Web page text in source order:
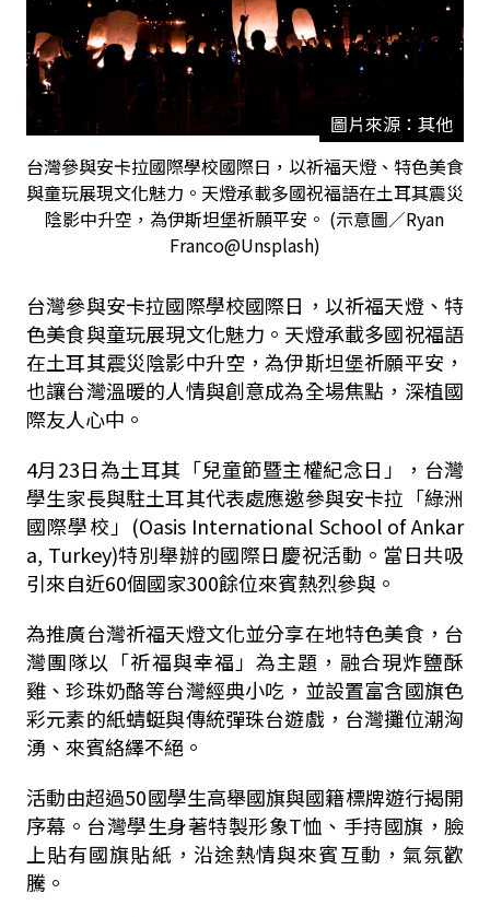
圖片來源：其他
台灣參與安卡拉國際學校國際日，以祈福天燈、特色美食
與童玩展現文化魅力。天燈承載多國祝福語在土耳其震災
陰影中升空，為伊斯坦堡祈願平安。 (示意圖／Ryan
Franco@Unsplash)
台灣參與安卡拉國際學校國際日，以祈福天燈、特
色美食與童玩展現文化魅力。天燈承載多國祝福語
在土耳其震災陰影中升空，為伊斯坦堡祈願平安，
也讓台灣溫暖的人情與創意成為全場焦點，深植國
際友人心中。
4月23日為土耳其「兒童節暨主權紀念日」，台灣
學生家長與駐土耳其代表處應邀參與安卡拉「綠洲
國際學校」(Oasis International School of Ankar
a, Turkey)特別舉辦的國際日慶祝活動。當日共吸
引來自近60個國家300餘位來賓熱烈參與。
為推廣台灣祈福天燈文化並分享在地特色美食，台
灣團隊以「祈福與幸福」為主題，融合現炸鹽酥
雞、珍珠奶酪等台灣經典小吃，並設置富含國旗色
彩元素的紙蜻蜓與傳統彈珠台遊戲，台灣攤位潮洶
湧、來賓絡繹不絕。
活動由超過50國學生高舉國旗與國籍標牌遊行揭開
序幕。台灣學生身著特製形象T恤、手持國旗，臉
上貼有國旗貼紙，沿途熱情與來賓互動，氣氛歡
騰。